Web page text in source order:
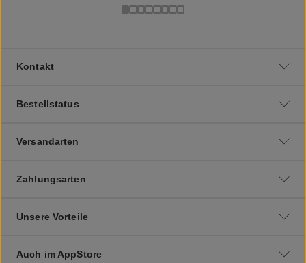
Kontakt
Bestellstatus
Versandarten
Zahlungsarten
Unsere Vorteile
Auch im AppStore